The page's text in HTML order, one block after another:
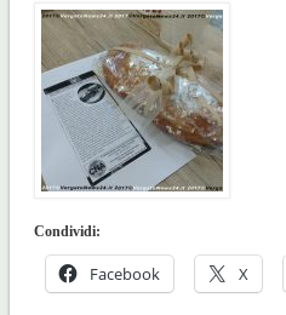
Condividi:
Facebook X